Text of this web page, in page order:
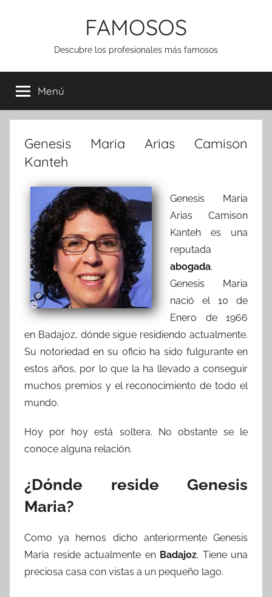
FAMOSOS
Descubre los profesionales más famosos
Menú
Genesis Maria Arias Camison
Kanteh
Genesis Maria
Arias Camison
Kanteh es una
reputada
abogada.
Genesis Maria
nació el 10 de
Enero de 1966
en Badajoz, dónde sigue residiendo actualmente.
Su notoriedad en su oficio ha sido fulgurante en
estos años, por lo que la ha llevado a conseguir
muchos premios y el reconocimiento de todo el
mundo.
Hoy por hoy está soltera. No obstante se le
conoce alguna relación.
¿Dónde reside Genesis
Maria?
Como ya hemos dicho anteriormente Genesis
Maria reside actualmente en Badajoz. Tiene una
preciosa casa con vistas a un pequeño lago.